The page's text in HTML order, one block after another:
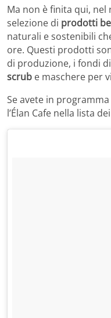
Ma non è finita qui, nel
selezione di prodotti
naturali e sostenibili
ore. Questi prodotti
di produzione, i fondi
scrub e maschere per
Se avete in
l’Élan Cafe nella lista